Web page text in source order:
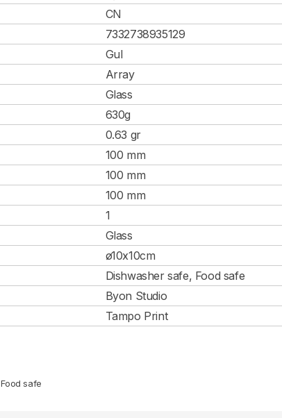
CN
7332738935129
Gul
Array
Glass
630g
0.63 gr
100 mm
100 mm
100 mm
1
Glass
ø10x10cm
Dishwasher safe, Food safe
Byon Studio
Tampo Print
Food safe